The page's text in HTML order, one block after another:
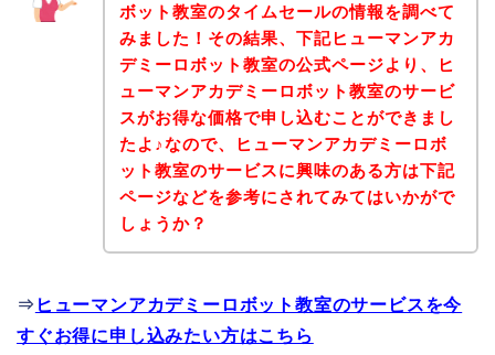
ボット教室のタイムセールの情報を調べて
みました！その結果、下記ヒューマンアカ
デミーロボット教室の公式ページより、ヒ
ューマンアカデミーロボット教室のサービ
スがお得な価格で申し込むことができまし
たよ♪なので、ヒューマンアカデミーロボ
ット教室のサービスに興味のある方は下記
ページなどを参考にされてみてはいかがで
しょうか？
⇒ ヒューマンアカデミーロボット教室のサービスを今
すぐお得に申し込みたい方はこちら